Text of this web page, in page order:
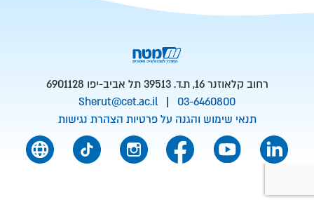
תנאי שימוש והגנה על פרטיות הצהרת נגישות
03-6460800
Sherut@cet.ac.il
רחוב קלאוזנר 16, ת.ד. 39513 תל אביב-יפו 6901128